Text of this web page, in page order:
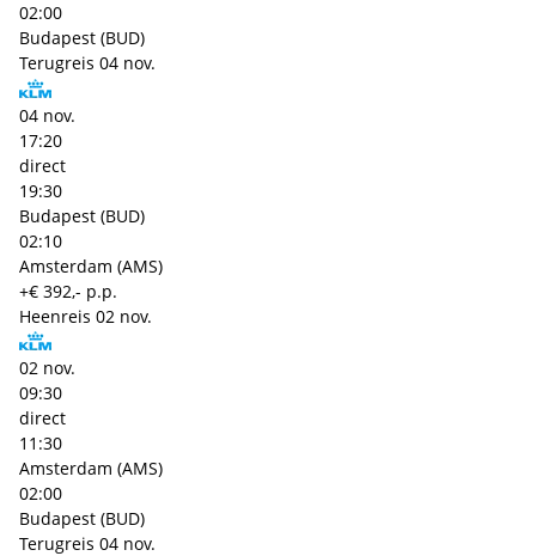
02:00
Budapest (BUD)
Terugreis 04 nov.
04 nov.
17:20
direct
19:30
Budapest (BUD)
02:10
Amsterdam (AMS)
+€ 392,- p.p.
Heenreis 02 nov.
02 nov.
09:30
direct
11:30
Amsterdam (AMS)
02:00
Budapest (BUD)
Terugreis 04 nov.